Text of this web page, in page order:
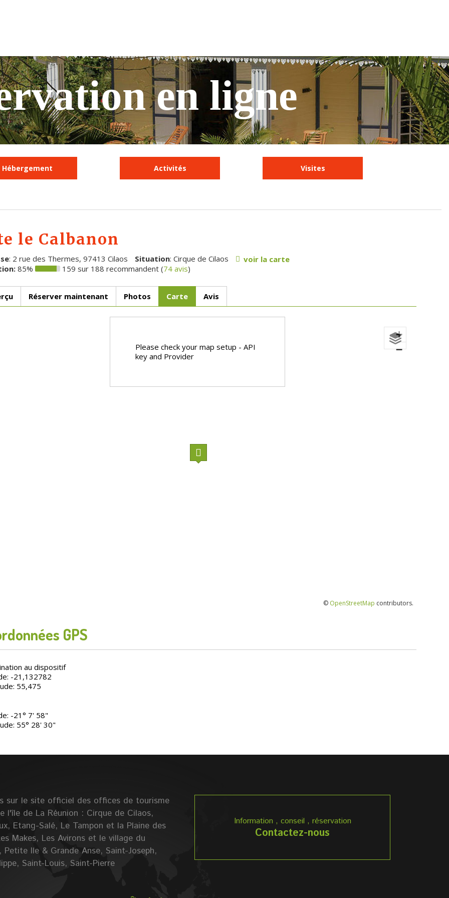
en ligne
Hébergement Activités Visites
le Calbanon
: 2 rue des Thermes, 97413 Cilaos Situation: Cirque de Cilaos
voir la carte
85% 159 sur 188 recommandent (74 avis)
Réserver maintenant Photos Carte Avis
Please check your map setup - API
key and Provider
© OpenStreetMap contributors.
+
−
GPS
au dispositif
-21,132782
55,475
-21° 7' 58"
55° 28' 30"
Information , conseil , réservation
Contactez-nous
sur le site officiel des offices de tourisme
l'île de La Réunion : Cirque de Cilaos,
Etang-Salé, Le Tampon et la Plaine des
Makes, Les Avirons et le village du
Petite Ile & Grande Anse, Saint-Joseph,
Saint-Louis, Saint-Pierre